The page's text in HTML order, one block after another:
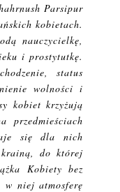
Parsipur
kobietach.
nauczycielkę,
i prostytutkę.
status
wolności i
kobiet krzyżują
przedmieściach
się dla nich
do której
Kobiety bez
w niej atmosferę